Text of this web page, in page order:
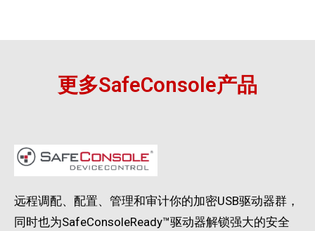
更多SafeConsole产品
远程调配、配置、管理和审计你的加密USB驱动器群，
同时也为SafeConsoleReady™驱动器解锁强大的安全